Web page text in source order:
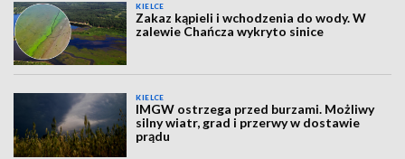
KIELCE
Zakaz kąpieli i wchodzenia do wody. W
zalewie Chańcza wykryto sinice
KIELCE
IMGW ostrzega przed burzami. Możliwy
silny wiatr, grad i przerwy w dostawie
prądu